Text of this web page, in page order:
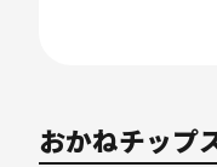
おかねチップ